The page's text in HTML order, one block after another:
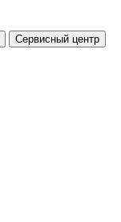
Сервисный центр